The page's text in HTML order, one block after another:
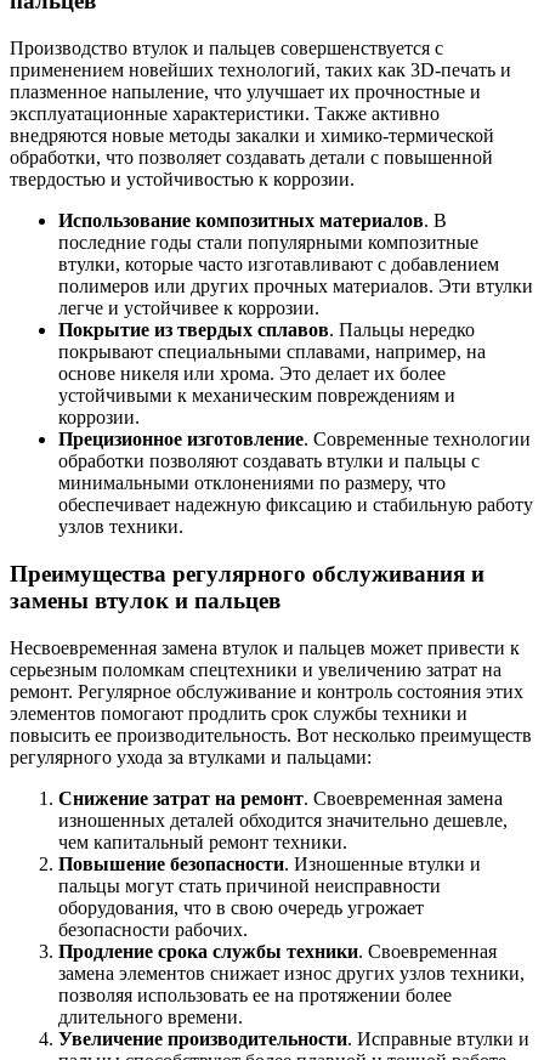
Производство втулок и пальцев совершенствуется с
применением новейших технологий, таких как 3D-печать и
плазменное напыление, что улучшает их прочностные и
эксплуатационные характеристики. Также активно
внедряются новые методы закалки и химико-термической
обработки, что позволяет создавать детали с повышенной
твердостью и устойчивостью к коррозии.
Использование композитных материалов. В
последние годы стали популярными композитные
втулки, которые часто изготавливают с добавлением
полимеров или других прочных материалов. Эти втулки
легче и устойчивее к коррозии.
Покрытие из твердых сплавов. Пальцы нередко
покрывают специальными сплавами, например, на
основе никеля или хрома. Это делает их более
устойчивыми к механическим повреждениям и
коррозии.
Прецизионное изготовление. Современные технологии
обработки позволяют создавать втулки и пальцы с
минимальными отклонениями по размеру, что
обеспечивает надежную фиксацию и стабильную работу
узлов техники.
Преимущества регулярного обслуживания и
замены втулок и пальцев
Несвоевременная замена втулок и пальцев может привести к
серьезным поломкам спецтехники и увеличению затрат на
ремонт. Регулярное обслуживание и контроль состояния этих
элементов помогают продлить срок службы техники и
повысить ее производительность. Вот несколько преимуществ
регулярного ухода за втулками и пальцами:
Снижение затрат на ремонт. Своевременная замена
изношенных деталей обходится значительно дешевле,
чем капитальный ремонт техники.
Повышение безопасности. Изношенные втулки и
пальцы могут стать причиной неисправности
оборудования, что в свою очередь угрожает
безопасности рабочих.
Продление срока службы техники. Своевременная
замена элементов снижает износ других узлов техники,
позволяя использовать ее на протяжении более
длительного времени.
Увеличение производительности. Исправные втулки и